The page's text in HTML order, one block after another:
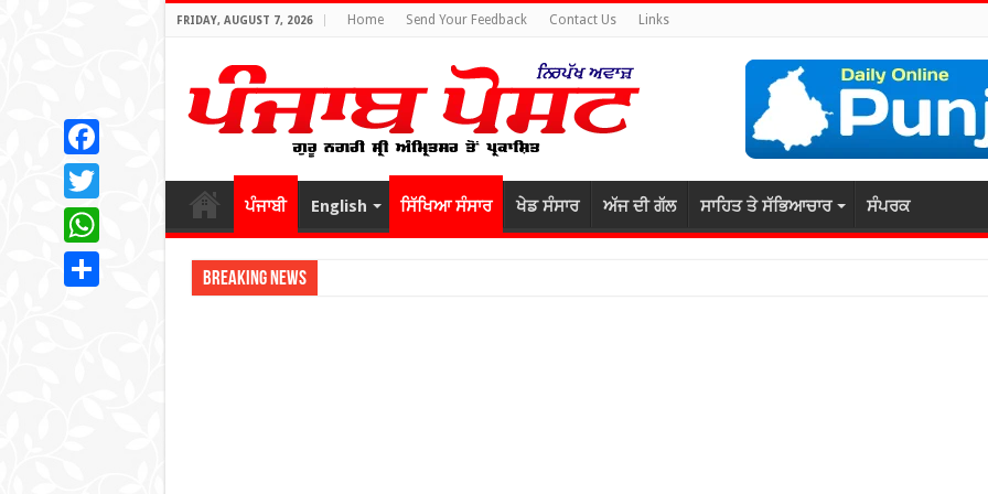
FRIDAY, AUGUST 7, 2026 Home Send Your Feedback Contact Us Links
ਪੰਜਾਬੀ English ਸਿੱਖਿਆ ਸੰਸਾਰ ਖੇਡ ਸੰਸਾਰ ਅੱਜ ਦੀ ਗੱਲ ਸਾਹਿਤ ਤੇ ਸੱਭਿਆਚਾਰ ਸੰਪਰਕ
Breaking News
Facebook
Twitter
WhatsApp